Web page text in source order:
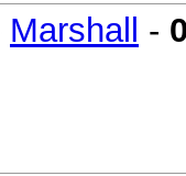
Marshall -